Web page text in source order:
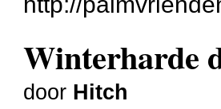
Winterharde
door Hitch